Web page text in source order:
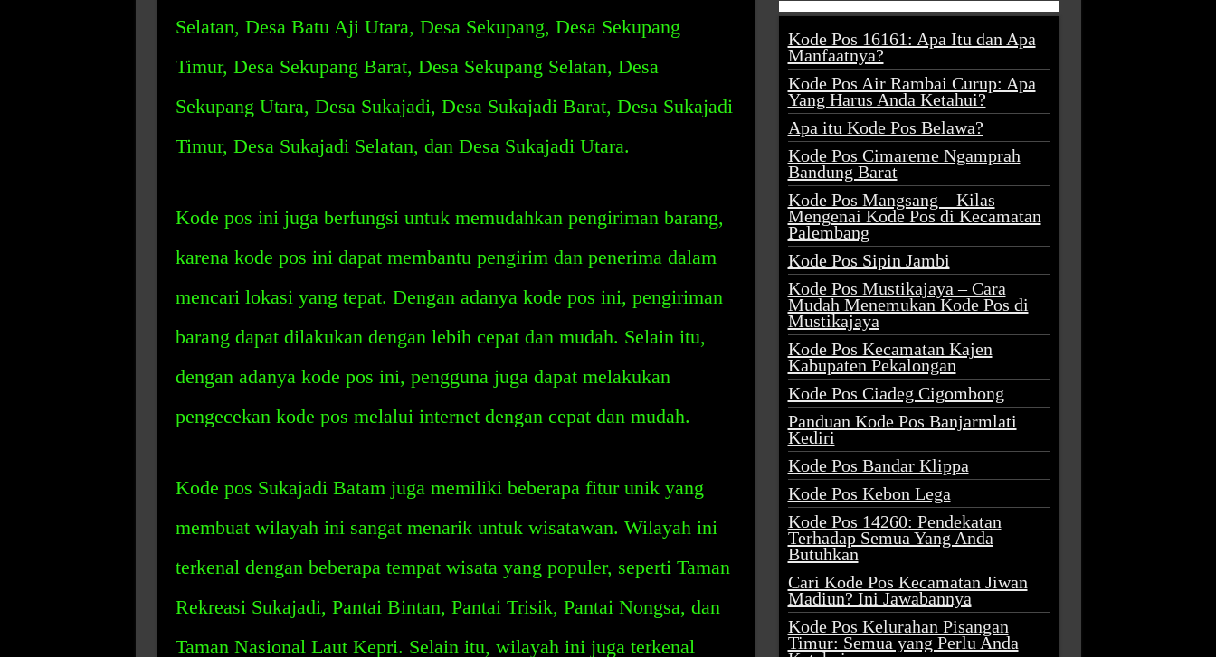
Selatan, Desa Batu Aji Utara, Desa Sekupang, Desa Sekupang
Timur, Desa Sekupang Barat, Desa Sekupang Selatan, Desa
Sekupang Utara, Desa Sukajadi, Desa Sukajadi Barat, Desa Sukajadi
Timur, Desa Sukajadi Selatan, dan Desa Sukajadi Utara.
Kode pos ini juga berfungsi untuk memudahkan pengiriman barang,
karena kode pos ini dapat membantu pengirim dan penerima dalam
mencari lokasi yang tepat. Dengan adanya kode pos ini, pengiriman
barang dapat dilakukan dengan lebih cepat dan mudah. Selain itu,
dengan adanya kode pos ini, pengguna juga dapat melakukan
pengecekan kode pos melalui internet dengan cepat dan mudah.
Kode pos Sukajadi Batam juga memiliki beberapa fitur unik yang
membuat wilayah ini sangat menarik untuk wisatawan. Wilayah ini
terkenal dengan beberapa tempat wisata yang populer, seperti Taman
Rekreasi Sukajadi, Pantai Bintan, Pantai Trisik, Pantai Nongsa, dan
Taman Nasional Laut Kepri. Selain itu, wilayah ini juga terkenal
Kode Pos 16161: Apa Itu dan Apa
Manfaatnya?
Kode Pos Air Rambai Curup: Apa
Yang Harus Anda Ketahui?
Apa itu Kode Pos Belawa?
Kode Pos Cimareme Ngamprah
Bandung Barat
Kode Pos Mangsang – Kilas
Mengenai Kode Pos di Kecamatan
Palembang
Kode Pos Sipin Jambi
Kode Pos Mustikajaya – Cara
Mudah Menemukan Kode Pos di
Mustikajaya
Kode Pos Kecamatan Kajen
Kabupaten Pekalongan
Kode Pos Ciadeg Cigombong
Panduan Kode Pos Banjarmlati
Kediri
Kode Pos Bandar Klippa
Kode Pos Kebon Lega
Kode Pos 14260: Pendekatan
Terhadap Semua Yang Anda
Butuhkan
Cari Kode Pos Kecamatan Jiwan
Madiun? Ini Jawabannya
Kode Pos Kelurahan Pisangan
Timur: Semua yang Perlu Anda